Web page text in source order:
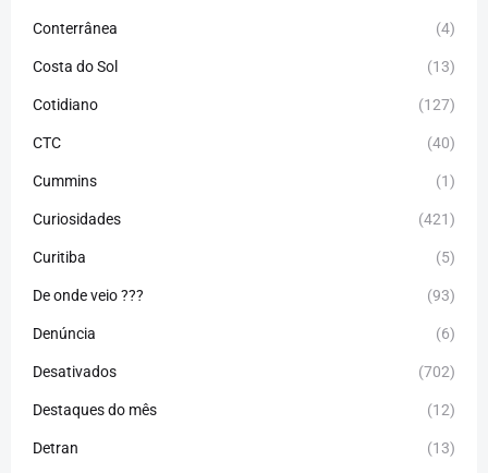
Conterrânea (4)
Costa do Sol (13)
Cotidiano (127)
CTC (40)
Cummins (1)
Curiosidades (421)
Curitiba (5)
De onde veio ??? (93)
Denúncia (6)
Desativados (702)
Destaques do mês (12)
Detran (13)